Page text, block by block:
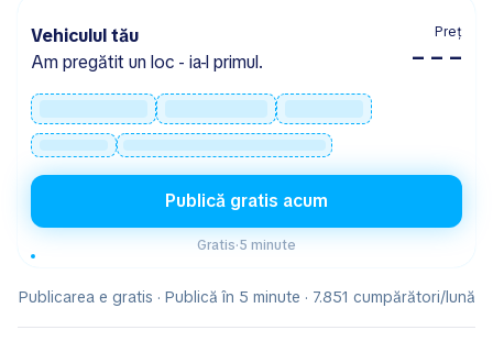
Vehiculul tău
Am pregătit un loc - ia-l primul.
Preț
– – –
Publică gratis acum
Gratis·5 minute
Publicarea e gratis · Publică în 5 minute · 7.851 cumpărători/lună